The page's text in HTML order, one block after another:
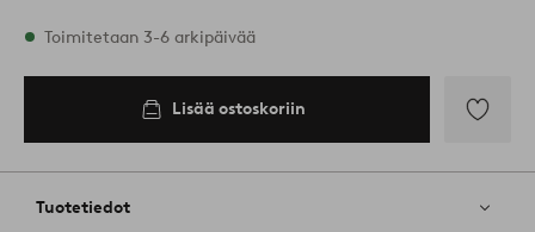
Varastossa
Toimitetaan 3-6 arkipäivää
Lisää ostoskoriin
Tuotetiedot